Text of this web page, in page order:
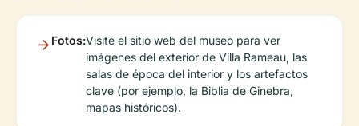
Fotos:Visite el sitio web del museo para ver
imágenes del exterior de Villa Rameau, las
salas de época del interior y los artefactos
clave (por ejemplo, la Biblia de Ginebra,
mapas históricos).